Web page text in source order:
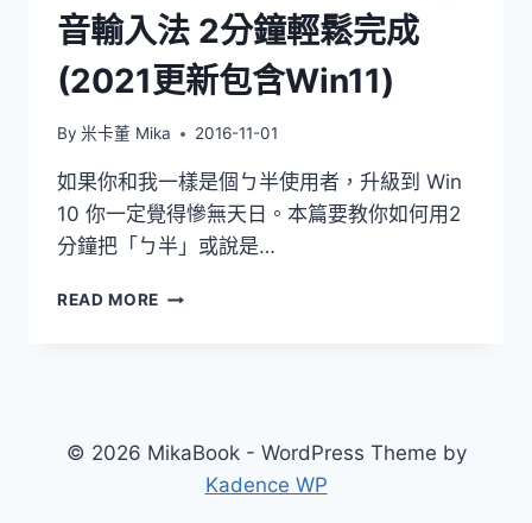
音輸入法 2分鐘輕鬆完成
(2021更新包含Win11)
By 米卡董 Mika 2016-11-01
如果你和我一樣是個ㄅ半使用者，升級到 Win
10 你一定覺得慘無天日。本篇要教你如何用2
分鐘把「ㄅ半」或說是…
READ MORE [WINDOWS
注
© 2026 MikaBook - WordPress Theme by
Kadence WP